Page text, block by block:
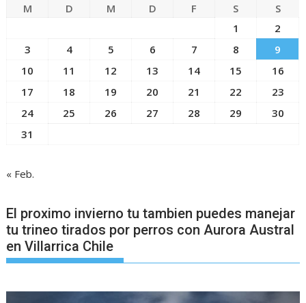
M D M D F S
S
1
2
3
4 5 6 7 8
9
10
11 12 13 14 15
16
17
18 19 20 21 22
23
24
25 26 27 28 29
30
31
« Feb.
El proximo invierno tu tambien puedes manejar
tu trineo tirados por perros con Aurora Austral
en Villarrica Chile